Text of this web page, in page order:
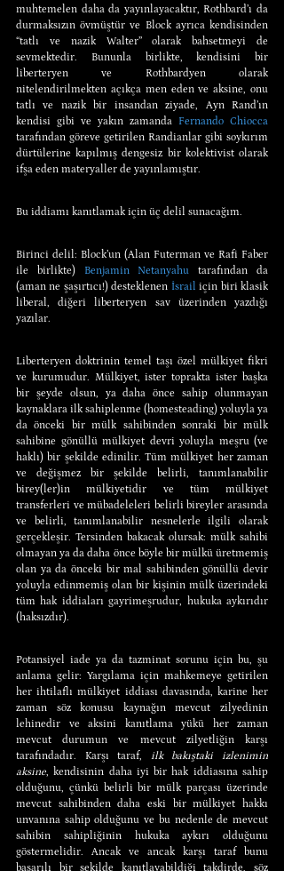
muhtemelen daha da yayınlayacaktır, Rothbard’ı da
durmaksızın övmüştür ve Block ayrıca kendisinden
“tatlı ve nazik Walter” olarak bahsetmeyi de
sevmektedir. Bununla birlikte, kendisini bir
liberteryen ve Rothbardyen olarak
nitelendirilmekten açıkça men eden ve aksine, onu
tatlı ve nazik bir insandan ziyade, Ayn Rand’ın
kendisi gibi ve yakın zamanda Fernando Chiocca
tarafından göreve getirilen Randianlar gibi soykırım
dürtülerine kapılmış dengesiz bir kolektivist olarak
ifşa eden materyaller de yayınlamıştır.
Bu iddiamı kanıtlamak için üç delil sunacağım.
Birinci delil: Block’un (Alan Futerman ve Rafi Faber
ile birlikte)
Benjamin Netanyahu tarafından da
(aman ne şaşırtıcı!) desteklenen İsrail için biri klasik
liberal, diğeri liberteryen sav üzerinden yazdığı
yazılar.
Liberteryen doktrinin temel taşı özel mülkiyet fikri
ve kurumudur. Mülkiyet, ister toprakta ister başka
bir şeyde olsun, ya daha önce sahip olunmayan
kaynaklara ilk sahiplenme (homesteading) yoluyla ya
da önceki bir mülk sahibinden sonraki bir mülk
sahibine gönüllü mülkiyet devri yoluyla meşru (ve
haklı) bir şekilde edinilir. Tüm mülkiyet her zaman
ve değişmez bir şekilde belirli, tanımlanabilir
birey(ler)in mülkiyetidir ve tüm mülkiyet
transferleri ve mübadeleleri belirli bireyler arasında
ve belirli, tanımlanabilir nesnelerle ilgili olarak
gerçekleşir. Tersinden bakacak olursak: mülk sahibi
olmayan ya da daha önce böyle bir mülkü üretmemiş
olan ya da önceki bir mal sahibinden gönüllü devir
yoluyla edinmemiş olan bir kişinin mülk üzerindeki
tüm hak iddiaları gayrimeşrudur, hukuka aykırıdır
(haksızdır).
Potansiyel iade ya da tazminat sorunu için bu, şu
anlama gelir: Yargılama için mahkemeye getirilen
her ihtilaflı mülkiyet iddiası davasında, karine her
zaman söz konusu kaynağın mevcut zilyedinin
lehinedir ve aksini kanıtlama yükü her zaman
mevcut durumun ve mevcut zilyetliğin karşı
tarafındadır. Karşı taraf, ilk bakıştaki izlenimin
aksine, kendisinin daha iyi bir hak iddiasına sahip
olduğunu, çünkü belirli bir mülk parçası üzerinde
mevcut sahibinden daha eski bir mülkiyet hakkı
unvanına sahip olduğunu ve bu nedenle de mevcut
sahibin sahipliğinin hukuka aykırı olduğunu
göstermelidir. Ancak ve ancak karşı taraf bunu
başarılı bir şekilde kanıtlayabildiği takdirde, söz